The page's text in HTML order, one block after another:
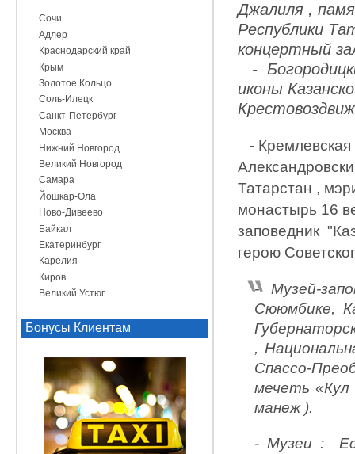
Джалиля ,
Республики
концертный
-
иконы
-
Татарстан ,
монастырь 16
заповедник
герою
-
Музей-
Сююмбике,
,
Спассо-
мечеть
манеж ).
- Музеи :
Сочи
Адлер
Краснодарский край
Крым
Золотое Кольцо
Соль-Илецк
Санкт-Петербург
Москва
Нижний Новгород
Великий Новгород
Самара
Йошкар-Ола
Ново-Дивеево
Байкал
Екатеринбург
Карелия
Киров
Великий Устюг
Бонусы Клиентам